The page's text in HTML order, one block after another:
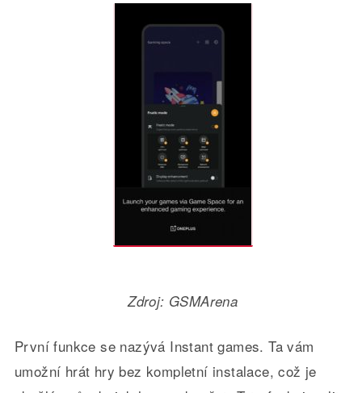
Zdroj: GSMArena
První funkce se nazývá Instant games. Ta vám
umožní hrát hry bez kompletní instalace, což je